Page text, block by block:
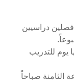
دراسيين
يوم للتدريب
الثامنة صباحاً